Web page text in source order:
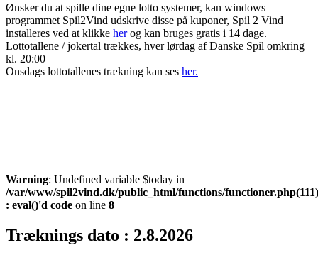
Ønsker du at spille dine egne lotto systemer, kan windows
programmet Spil2Vind udskrive disse på kuponer, Spil 2 Vind
installeres ved at klikke herog kan bruges gratis i 14 dage.
Lottotallene / jokertal trækkes, hver lørdag af Danske Spil omkring
kl. 20:00
Onsdags lottotallenes trækning kan ses her.
Warning: Undefined variable $today in
/var/www/spil2vind.dk/public_html/functions/functioner.php(111)
: eval()'d code on line 8
Træknings dato : 2.8.2026